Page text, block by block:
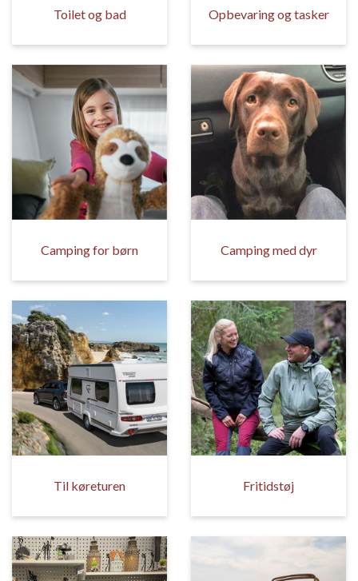
Toilet og bad Opbevaring og tasker
Camping for børn Camping med dyr
Til køreturen Fritidstøj